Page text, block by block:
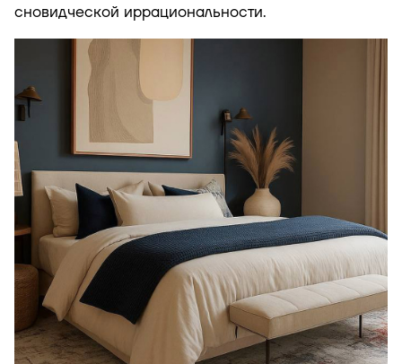
сновидческой иррациональности.